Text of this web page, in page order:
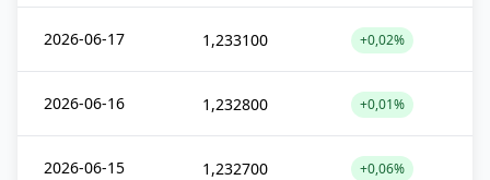
2026-06-17 1,233100 +0,02%
2026-06-16 1,232800 +0,01%
2026-06-15 1,232700 +0,06%